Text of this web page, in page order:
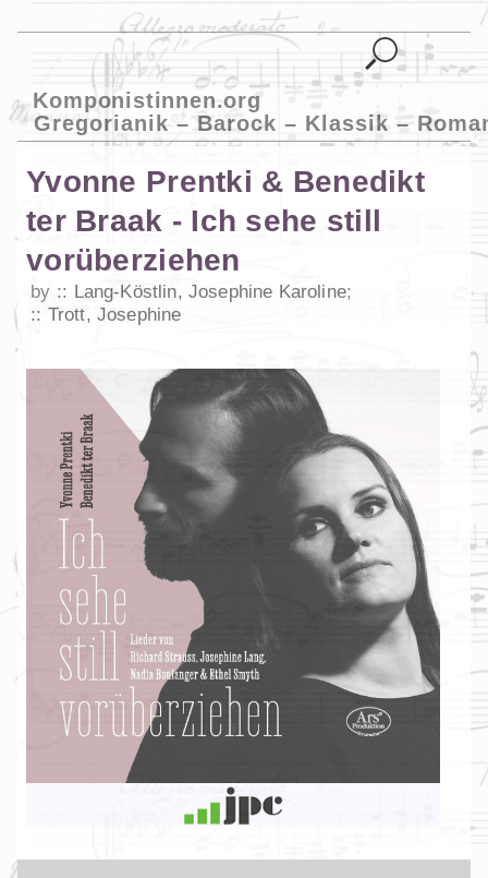
Komponistinnen.org
Gregorianik – Barock – Klassik –
Yvonne Prentki & Benedikt
ter Braak - Ich sehe still
vorüberziehen
by Lang-Köstlin, Josephine Karoline;
Trott, Josephine